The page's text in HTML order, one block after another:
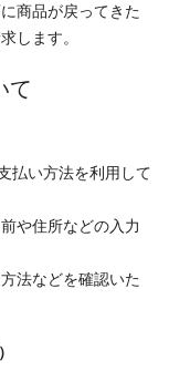
商品が戻ってきた
します。
て
払い方法を利用して
や住所などの入力
法などを確認いた